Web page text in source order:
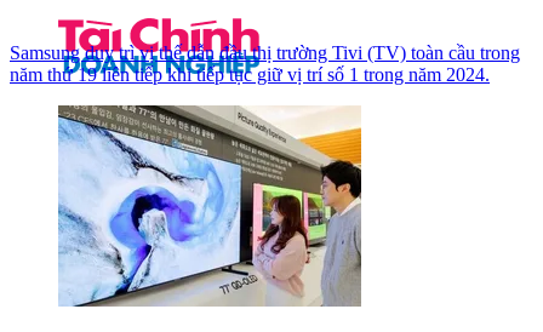
Samsung duy trì vị thế dẫn đầu thị trường Tivi (TV) toàn cầu trong
năm thứ 19 liên tiếp khi tiếp tục giữ vị trí số 1 trong năm 2024.